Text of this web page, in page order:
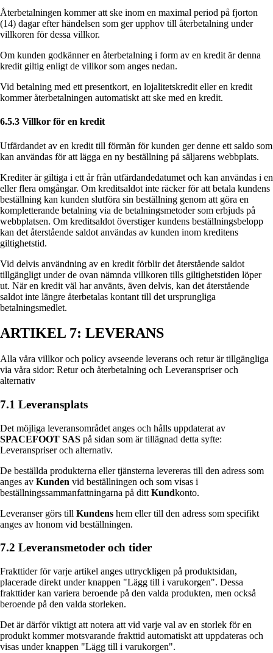
Återbetalningen kommer att ske inom en maximal period på fjorton
(14) dagar efter händelsen som ger upphov till återbetalning under
villkoren för dessa villkor.
Om kunden godkänner en återbetalning i form av en kredit är denna
kredit giltig enligt de villkor som anges nedan.
Vid betalning med ett presentkort, en lojalitetskredit eller en kredit
kommer återbetalningen automatiskt att ske med en kredit.
6.5.3 Villkor för en kredit
Utfärdandet av en kredit till förmån för kunden ger denne ett saldo som
kan användas för att lägga en ny beställning på säljarens webbplats.
Krediter är giltiga i ett år från utfärdandedatumet och kan användas i en
eller flera omgångar. Om kreditsaldot inte räcker för att betala kundens
beställning kan kunden slutföra sin beställning genom att göra en
kompletterande betalning via de betalningsmetoder som erbjuds på
webbplatsen. Om kreditsaldot överstiger kundens beställningsbelopp
kan det återstående saldot användas av kunden inom kreditens
giltighetstid.
Vid delvis användning av en kredit förblir det återstående saldot
tillgängligt under de ovan nämnda villkoren tills giltighetstiden löper
ut. När en kredit väl har använts, även delvis, kan det återstående
saldot inte längre återbetalas kontant till det ursprungliga
betalningsmedlet.
ARTIKEL 7: LEVERANS
Alla våra villkor och policy avseende leverans och retur är tillgängliga
via våra sidor: Retur och återbetalning och Leveranspriser och
alternativ
7.1 Leveransplats
Det möjliga leveransområdet anges och hålls uppdaterat av
SPACEFOOT SAS på sidan som är tillägnad detta syfte:
Leveranspriser och alternativ.
De beställda produkterna eller tjänsterna levereras till den adress som
anges av Kunden vid beställningen och som visas i
beställningssammanfattningarna på ditt Kundkonto.
Leveranser görs till Kundens hem eller till den adress som specifikt
anges av honom vid beställningen.
7.2 Leveransmetoder och tider
Frakttider för varje artikel anges uttryckligen på produktsidan,
placerade direkt under knappen "Lägg till i varukorgen". Dessa
frakttider kan variera beroende på den valda produkten, men också
beroende på den valda storleken.
Det är därför viktigt att notera att vid varje val av en storlek för en
produkt kommer motsvarande frakttid automatiskt att uppdateras och
visas under knappen "Lägg till i varukorgen".